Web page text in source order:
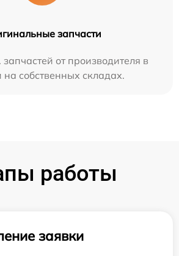
запчасти
от производителя в
на собственных складах.
работы
заявки